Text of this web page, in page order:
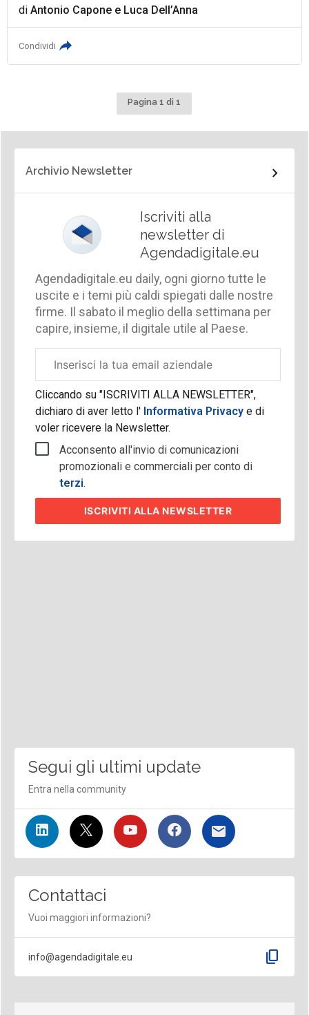
diAntonio Capone e Luca Dell’Anna
Condividi
Pagina 1 di 1
Archivio Newsletter
Iscriviti alla
newsletter di
Agendadigitale.eu
Agendadigitale.eu daily, ogni giorno tutte le
uscite e i temi più caldi spiegati dalle nostre
firme. Il sabato il meglio della settimana per
capire, insieme, il digitale utile al Paese.
aziendale
Cliccando su "ISCRIVITI ALLA NEWSLETTER",
dichiaro di aver letto l'Informativa Privacy e di
voler ricevere la Newsletter.
Acconsento all'invio di comunicazioni
promozionali e commerciali per conto di
terzi.
ISCRIVITI ALLA NEWSLETTER
Segui gli ultimi update
Entra nella community
Contattaci
Vuoi maggiori informazioni?
info@agendadigitale.eu content_copy